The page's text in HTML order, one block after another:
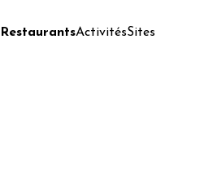
RestaurantsActivitésSites